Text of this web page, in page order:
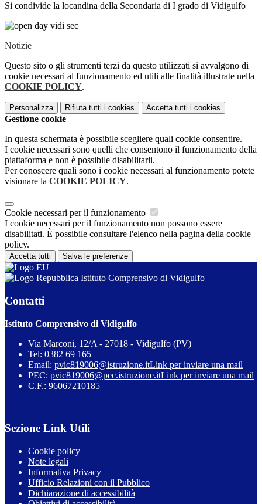
Si condivide la locandina della Secondaria di I grado di Vidigulfo
Notizie
Questo sito o gli strumenti terzi da questo utilizzati si avvalgono di
cookie necessari al funzionamento ed utili alle finalità illustrate nella
COOKIE POLICY.
Personalizza Rifiuta tutti i cookies Accetta tutti i cookies
Gestione cookie
In questa schermata è possibile scegliere quali cookie consentire.
I cookie necessari sono quelli che consentono il funzionamento della
piattaforma e non è possibile disabilitarli.
Per conoscere quali sono i cookie necessari al funzionamento potete
visionare la COOKIE POLICY.
Cookie necessari per il funzionamento
I cookie necessari per il funzionamento non possono essere
disabilitati. È possibile consultare l'elenco nella pagina della cookie
policy.
Accetta tutti Salva le preferenze
Istituto Comprensivo di Vidigulfo
Contatti
Istituto Comprensivo di Vidigulfo
Via Marconi, 12/A - 27018 - Vidigulfo (PV)
Tel: 0382 69 165
Email: pvic819006@istruzione.itLink per inviare una mail
PEC: pvic819006@pec.istruzione.itLink per inviare una mail
C.F.: 96067210185
Sezione Link Utili
Cookie policy
Note legali
Informativa Privacy
Ufficio Relazioni con il Pubblico
Dichiarazione di accessibilità